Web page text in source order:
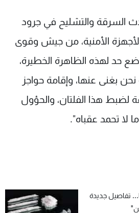
السرقة والتشليح في جرود
الأمنية، من جيش وقوى
حد لهذه الظاهرة الخطيرة،
بغنى عنها، وإقامة حواجز
لضبط هذا الفلتان، والحؤول
لا تحمد عقباه".
تفاصيل جديدة